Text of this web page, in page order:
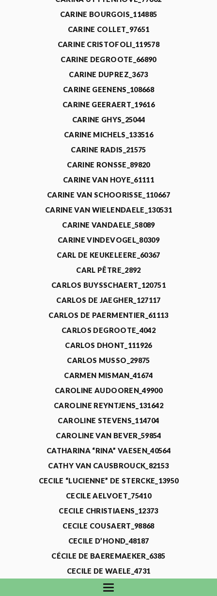
CARINE BOURGOIS_114885
CARINE COLLET_97651
CARINE CRISTOFOLI_119578
CARINE DEGROOTE_66890
CARINE DUPREZ_3673
CARINE GEENENS_108668
CARINE GEERAERT_19616
CARINE GHYS_25044
CARINE MICHELS_133516
CARINE RADIS_21575
CARINE RONSSE_89820
CARINE VAN HOYE_61111
CARINE VAN SCHOORISSE_110667
CARINE VAN WIELENDAELE_130531
CARINE VANDAELE_58089
CARINE VINDEVOGEL_80309
CARL DE KEUKELEERE_60367
CARL PÊTRE_2892
CARLOS BUYSSCHAERT_120751
CARLOS DE JAEGHER_127117
CARLOS DE PAERMENTIER_61113
CARLOS DEGROOTE_4042
CARLOS DHONT_111926
CARLOS MUSSO_29875
CARMEN MISMAN_41674
CAROLINE AUDOOREN_49900
CAROLINE REYNTJENS_131642
CAROLINE STEVENS_114704
CAROLINE VAN BEVER_59854
CATHARINA “RINA” VAESEN_40564
CATHY VAN CAUSBROUCK_82153
CECILE “LUCIENNE” DE STERCKE_13950
CECILE AELVOET_75410
CECILE CHRISTIAENS_12373
CECILE COUSAERT_98868
CECILE D’HOND_48187
CÉCILE DE BAEREMAEKER_6385
CECILE DE WAELE_4731
CECILE DEVOS_115318